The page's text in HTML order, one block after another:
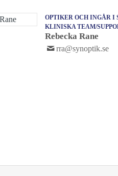
OPTIKER OCH INGÅR I
KLINISKA TEAM/
Rebecka Rane
rra@synoptik.se